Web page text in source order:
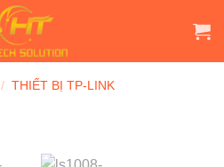
/ THIẾT BỊ TP-LINK